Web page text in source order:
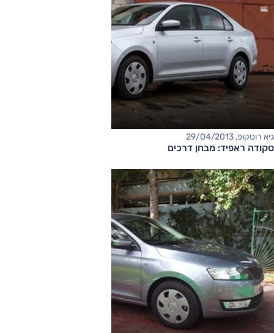
גיא רוטקופ, 29/04/2013
סקודה ראפיד: מבחן דרכים